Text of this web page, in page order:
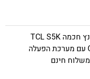
טלוויזיה 40 אינץ חכמה TCL S5K
QLED TV FHD עם מערכת הפעלה